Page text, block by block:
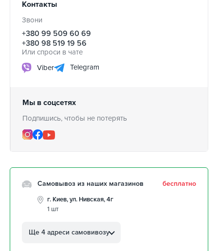
Контакты
Звони
+380 99 509 60 69
+380 98 519 19 56
Или спроси в чате
Viber
Telegram
Мы в соцсетях
Подпишись, чтобы не потерять
Самовывоз из наших магазинов бесплатно
г. Киев, ул. Нивская, 4г
1 шт
Автолюбителей, 8а
Ще 4 адреси самовивозу